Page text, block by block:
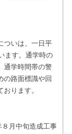
ついは、一日平
ます。通学時の
通学時間帯の警
の路面標識や回
ります。
月中旬造成工事